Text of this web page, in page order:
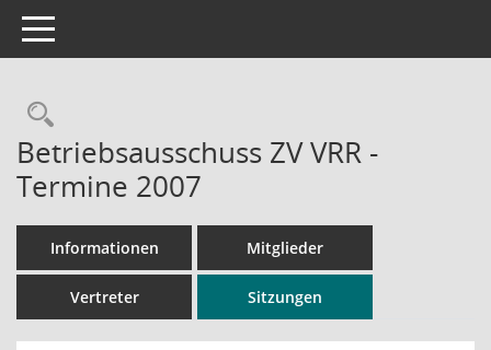
Toggle navigation
Rechercheauswahl
Betriebsausschuss ZV VRR -
Termine 2007
Informationen Mitglieder
Vertreter Sitzungen